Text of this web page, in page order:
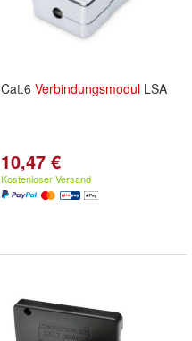
Cat.6 Verbindungsmodul LSA
10,47 €
Kostenloser Versand